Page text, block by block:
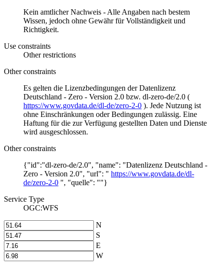
Kein amtlicher Nachweis - Alle Angaben nach bestem
Wissen, jedoch ohne Gewähr für Vollständigkeit und
Richtigkeit.
Use constraints
Other restrictions
Other constraints
Es gelten die Lizenzbedingungen der Datenlizenz
Deutschland - Zero - Version 2.0 bzw. dl-zero-de/2.0 (
https://www.govdata.de/dl-de/zero-2-0 ). Jede Nutzung ist
ohne Einschränkungen oder Bedingungen zulässig. Eine
Haftung für die zur Verfügung gestellten Daten und Dienste
wird ausgeschlossen.
Other constraints
{"id":"dl-zero-de/2.0", "name": "Datenlizenz Deutschland -
Zero - Version 2.0", "url": " https://www.govdata.de/dl-
de/zero-2-0 ", "quelle": ""}
Service Type
OGC:WFS
N
S
E
W